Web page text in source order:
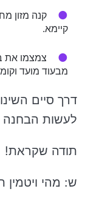
קנה מזון
קיימא.
צמצמו את
מבעוד מועד
דרך סיים
לעשות הבחנה
תודה שקראת!
ש: מהי ויטמין